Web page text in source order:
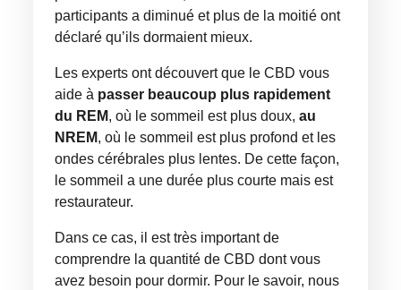
participants a diminué et plus de la moitié ont
déclaré qu’ils dormaient mieux.
Les experts ont découvert que le CBD vous
aide à passer beaucoup plus rapidement
du REM, où le sommeil est plus doux,au
NREM, où le sommeil est plus profond et les
ondes cérébrales plus lentes. De cette façon,
le sommeil a une durée plus courte mais est
restaurateur.
Dans ce cas, il est très important de
comprendre la quantité de CBD dont vous
avez besoin pour dormir. Pour le savoir, nous